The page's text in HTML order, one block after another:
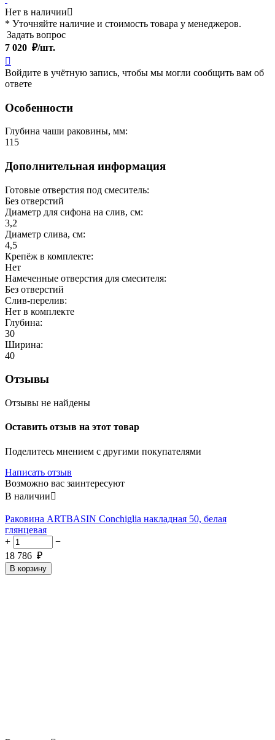
Нет в наличии
* Уточняйте наличие и стоимость товара у менеджеров.
Задать вопрос
7 020 ₽/шт.

Войдите в учётную запись, чтобы мы могли сообщить вам об
ответе
Особенности
Глубина чаши раковины, мм:
115
Дополнительная информация
Готовые отверстия под смеситель:
Без отверстий
Диаметр для сифона на слив, см:
3,2
Диаметр слива, см:
4,5
Крепёж в комплекте:
Нет
Намеченные отверстия для смесителя:
Без отверстий
Слив-перелив:
Нет в комплекте
Глубина:
30
Ширина:
40
Отзывы
Отзывы не найдены
Оставить отзыв на этот товар
Поделитесь мнением с другими покупателями
Написать отзыв
Возможно вас заинтересуют
В наличии
Раковина ARTBASIN Conchiglia накладная 50, белая
глянцевая
+
−
18 786 ₽
В корзину